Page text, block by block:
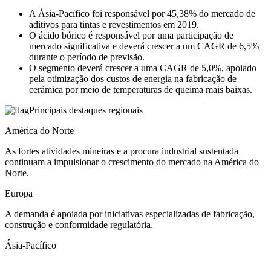
A Ásia-Pacífico foi responsável por 45,38% do mercado de
aditivos para tintas e revestimentos em 2019.
O ácido bórico é responsável por uma participação de
mercado significativa e deverá crescer a um CAGR de 6,5%
durante o período de previsão.
O segmento deverá crescer a uma CAGR de 5,0%, apoiado
pela otimização dos custos de energia na fabricação de
cerâmica por meio de temperaturas de queima mais baixas.
Principais destaques regionais
América do Norte
As fortes atividades mineiras e a procura industrial sustentada
continuam a impulsionar o crescimento do mercado na América do
Norte.
Europa
A demanda é apoiada por iniciativas especializadas de fabricação,
construção e conformidade regulatória.
Ásia-Pacífico